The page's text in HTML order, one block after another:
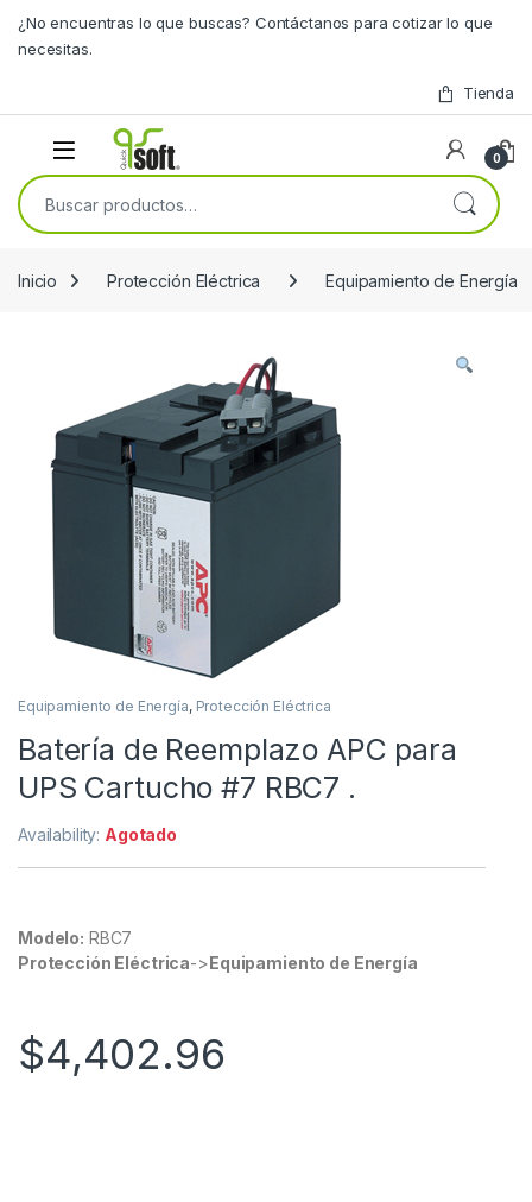
¿No encuentras lo que buscas? Contáctanos para cotizar lo que
necesitas.
Tienda
0
Buscar por:
Inicio Protección Eléctrica Equipamiento de Energía
Equipamiento de Energía, Protección Eléctrica
Batería de Reemplazo APC para
UPS Cartucho #7 RBC7 .
Availability: Agotado
Modelo: RBC7
Protección Eléctrica->Equipamiento de Energía
$4,402.96